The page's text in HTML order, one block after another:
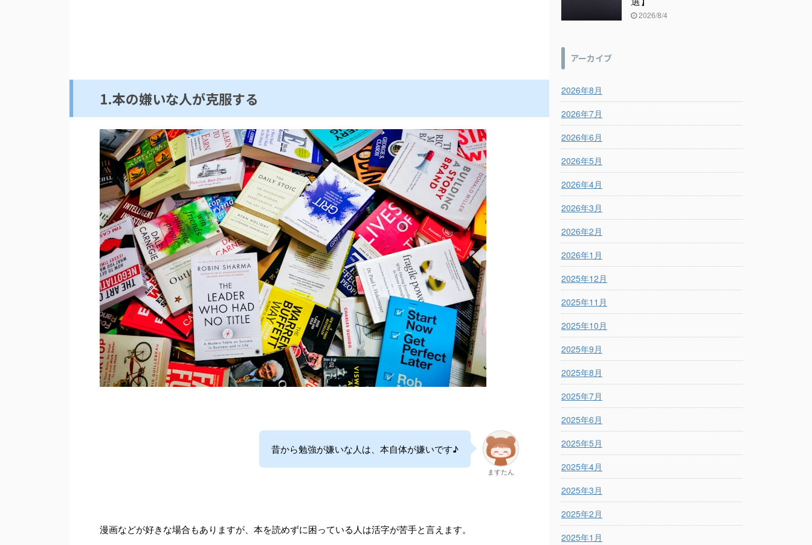
1.本の嫌いな人が克服する
昔から勉強が嫌いな人は、本自体が嫌いです♪
ますたん
漫画などが好きな場合もありますが、本を読めずに困っている人は活字が苦手と言えます。
2026/8/4
アーカイブ
2026年8月
2026年7月
2026年6月
2026年5月
2026年4月
2026年3月
2026年2月
2026年1月
2025年12月
2025年11月
2025年10月
2025年9月
2025年8月
2025年7月
2025年6月
2025年5月
2025年4月
2025年3月
2025年2月
2025年1月